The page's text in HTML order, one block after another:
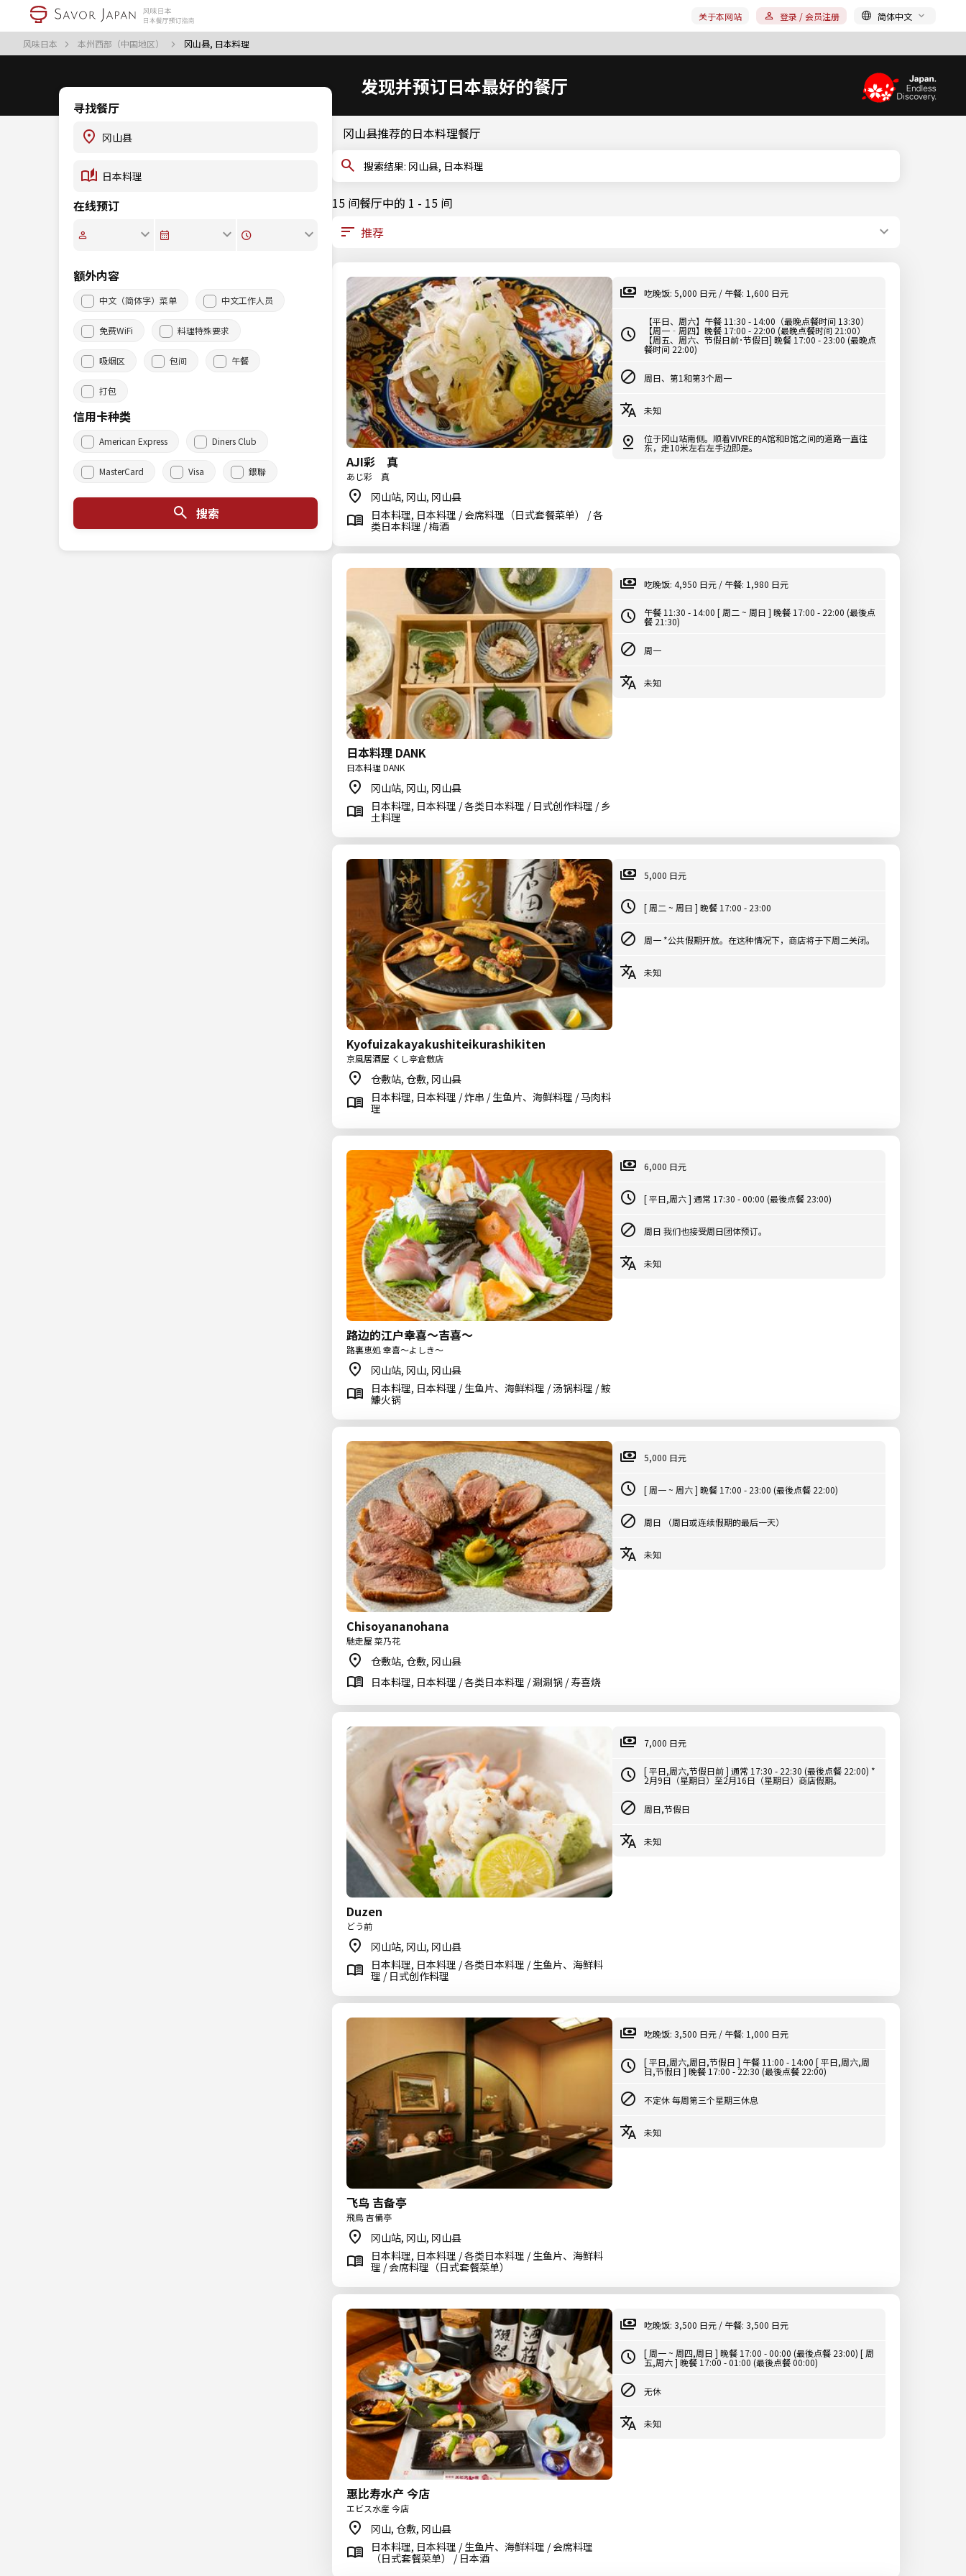
风味日本 本州西部（中国地区） 冈山县, 日本料理
关于本网站 登录 / 会员注册 简体中文
发现并预订日本最好的餐厅
寻找餐厅
在线预订
额外内容
中文（简体字）菜单 中文工作人员
免费WiFi 料理特殊要求
吸烟区 包间 午餐
打包
信用卡种类
American Express Diners Club
MasterCard Visa 銀聯
搜索
冈山县推荐的日本料理餐厅
搜索结果: 冈山县, 日本料理
15 间餐厅中的 1 - 15 间
AJI彩 真
あじ彩 真
冈山站, 冈山, 冈山县
日本料理, 日本料理 / 会席料理（日式套餐菜单） / 各
类日本料理 / 梅酒
吃晚饭: 5,000 日元 / 午餐: 1,600 日元
【平日、周六】午餐 11:30 - 14:00（最晚点餐时间 13:30）
【周一‐周四】晚餐 17:00 - 22:00 (最晚点餐时间 21:00）
【周五、周六、节假日前･节假日] 晚餐 17:00 - 23:00 (最晚点
餐时间 22:00)
周日、第1和第3个周一
未知
位于冈山站南侧。顺着VIVRE的A馆和B馆之间的道路一直往
东，走10米左右左手边即是。
日本料理 DANK
日本料理 DANK
冈山站, 冈山, 冈山县
日本料理, 日本料理 / 各类日本料理 / 日式创作料理 / 乡
土料理
吃晚饭: 4,950 日元 / 午餐: 1,980 日元
午餐 11:30 - 14:00 [ 周二 ~ 周日 ] 晚餐 17:00 - 22:00 (最後点
餐 21:30)
周一
未知
Kyofuizakayakushiteikurashikiten
京風居酒屋 くし亭倉敷店
仓敷站, 仓敷, 冈山县
日本料理, 日本料理 / 炸串 / 生鱼片、海鲜料理 / 马肉料
理
5,000 日元
[ 周二 ~ 周日 ] 晚餐 17:00 - 23:00
周一 *公共假期开放。在这种情况下，商店将于下周二关闭。
未知
路边的江户幸喜〜吉喜〜
路裏恵処 幸喜～よしき～
冈山站, 冈山, 冈山县
日本料理, 日本料理 / 生鱼片、海鲜料理 / 汤锅料理 / 鮟
鱇火锅
6,000 日元
[ 平日,周六 ] 通常 17:30 - 00:00 (最後点餐 23:00)
周日 我们也接受周日团体预订。
未知
Chisoyananohana
馳走屋 菜乃花
仓敷站, 仓敷, 冈山县
日本料理, 日本料理 / 各类日本料理 / 涮涮锅 / 寿喜烧
5,000 日元
[ 周一 ~ 周六 ] 晚餐 17:00 - 23:00 (最後点餐 22:00)
周日 （周日或连续假期的最后一天）
未知
Duzen
どう前
冈山站, 冈山, 冈山县
日本料理, 日本料理 / 各类日本料理 / 生鱼片、海鲜料
理 / 日式创作料理
7,000 日元
[ 平日,周六,节假日前 ] 通常 17:30 - 22:30 (最後点餐 22:00) *
2月9日（星期日）至2月16日（星期日）商店假期。
周日,节假日
未知
飞鸟 吉备亭
飛鳥 吉備亭
冈山站, 冈山, 冈山县
日本料理, 日本料理 / 各类日本料理 / 生鱼片、海鲜料
理 / 会席料理（日式套餐菜单）
吃晚饭: 3,500 日元 / 午餐: 1,000 日元
[ 平日,周六,周日,节假日 ] 午餐 11:00 - 14:00 [ 平日,周六,周
日,节假日 ] 晚餐 17:00 - 22:30 (最後点餐 22:00)
不定休 每周第三个星期三休息
未知
惠比寿水产 今店
エビス水産 今店
冈山, 仓敷, 冈山县
日本料理, 日本料理 / 生鱼片、海鲜料理 / 会席料理
（日式套餐菜单） / 日本酒
吃晚饭: 3,500 日元 / 午餐: 3,500 日元
[ 周一 ~ 周四,周日 ] 晚餐 17:00 - 00:00 (最後点餐 23:00) [ 周
五,周六 ] 晚餐 17:00 - 01:00 (最後点餐 00:00)
无休
未知